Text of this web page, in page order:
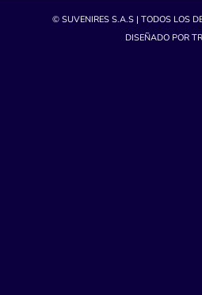
© SUVENIRES S.A.S | TODOS LOS
DISEÑADO POR